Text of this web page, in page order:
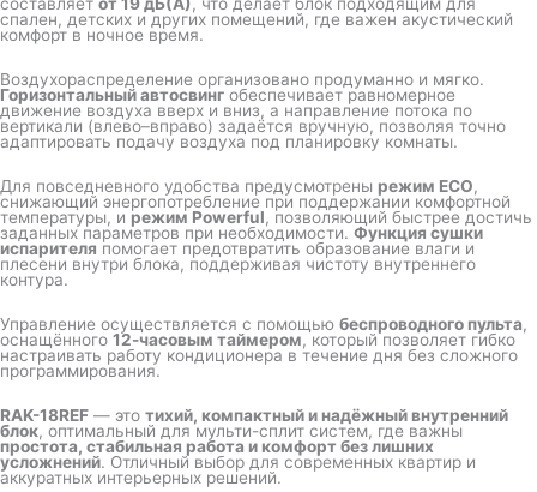
спален, детских и других помещений, где важен акустический
комфорт в ночное время.
Воздухораспределение организовано продуманно и мягко.
Горизонтальный автосвинг обеспечивает равномерное
движение воздуха вверх и вниз, а направление потока по
вертикали (влево–вправо) задаётся вручную, позволяя точно
адаптировать подачу воздуха под планировку комнаты.
Для повседневного удобства предусмотрены режим ECO,
снижающий энергопотребление при поддержании комфортной
температуры, и режим Powerful, позволяющий быстрее достичь
заданных параметров при необходимости. Функция сушки
испарителя помогает предотвратить образование влаги и
плесени внутри блока, поддерживая чистоту внутреннего
контура.
Управление осуществляется с помощью беспроводного пульта,
оснащённого 12-часовым таймером, который позволяет гибко
настраивать работу кондиционера в течение дня без сложного
программирования.
RAK-18REF — это тихий, компактный и надёжный внутренний
блок, оптимальный для мульти-сплит систем, где важны
простота, стабильная работа и комфорт без лишних
усложнений. Отличный выбор для современных квартир и
аккуратных интерьерных решений.